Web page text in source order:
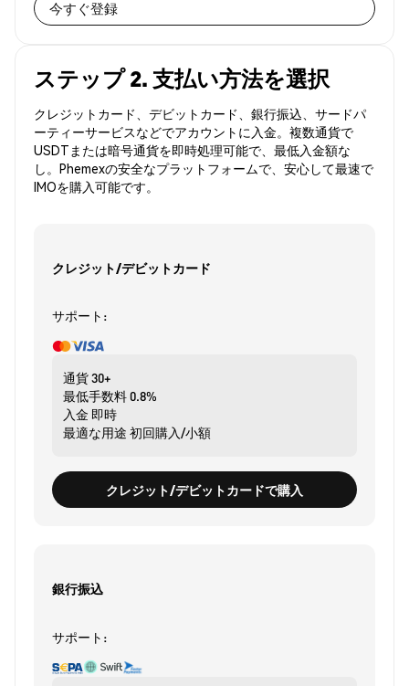
今すぐ登録
ステップ 2. 支払い方法を選択
クレジットカード、デビットカード、銀行振込、サードパ
ーティーサービスなどでアカウントに入金。複数通貨で
USDTまたは暗号通貨を即時処理可能で、最低入金額な
し。Phemexの安全なプラットフォームで、安心して最速で
IMOを購入可能です。
クレジット/デビットカード
サポート:
通貨30+
最低手数料0.8%
入金 即時
最適な用途 初回購入/小額
クレジット/デビットカードで購入
銀行振込
サポート: